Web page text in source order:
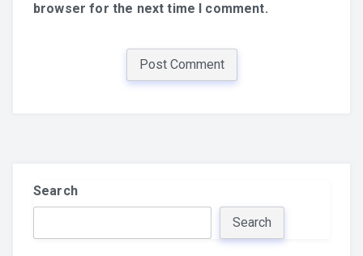
browser for the next time I comment.
Search
Search